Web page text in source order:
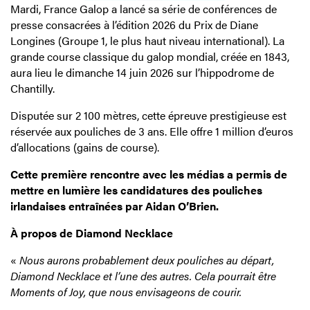
Mardi, France Galop a lancé sa série de conférences de
presse consacrées à l’édition 2026 du Prix de Diane
Longines (Groupe 1, le plus haut niveau international). La
grande course classique du galop mondial, créée en 1843,
aura lieu le dimanche 14 juin 2026 sur l’hippodrome de
Chantilly.
Disputée sur 2 100 mètres, cette épreuve prestigieuse est
réservée aux pouliches de 3 ans. Elle offre 1 million d’euros
d’allocations (gains de course).
Cette première rencontre avec les médias a permis de
mettre en lumière les candidatures des pouliches
irlandaises entraînées par Aidan O’Brien.
À propos de Diamond Necklace
« Nous aurons probablement deux pouliches au départ,
Diamond Necklace et l’une des autres. Cela pourrait être
Moments of Joy, que nous envisageons de courir.